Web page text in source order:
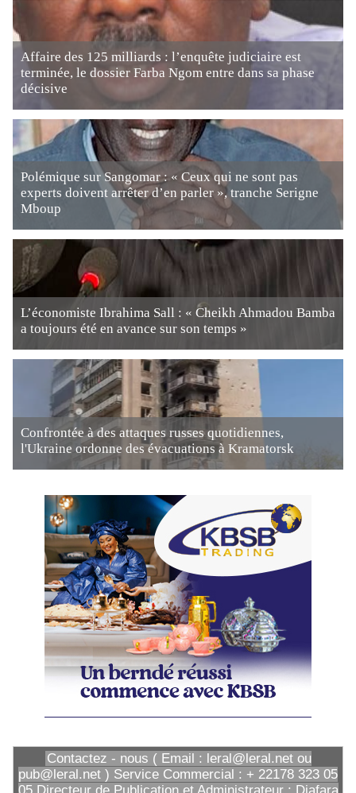
Affaire des 125 milliards : l’enquête judiciaire est
terminée, le dossier Farba Ngom entre dans sa phase
décisive
Polémique sur Sangomar : « Ceux qui ne sont pas
experts doivent arrêter d’en parler », tranche Serigne
Mboup
L’économiste Ibrahima Sall : « Cheikh Ahmadou Bamba
a toujours été en avance sur son temps »
Confrontée à des attaques russes quotidiennes,
l'Ukraine ordonne des évacuations à Kramatorsk
Contactez - nous ( Email : leral@leral.net ou
pub@leral.net ) Service Commercial : + 22178 323 05